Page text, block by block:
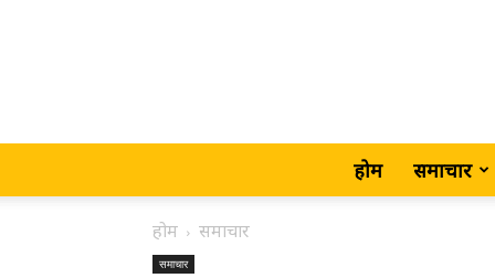
होम समाचार
होम समाचार
समाचार